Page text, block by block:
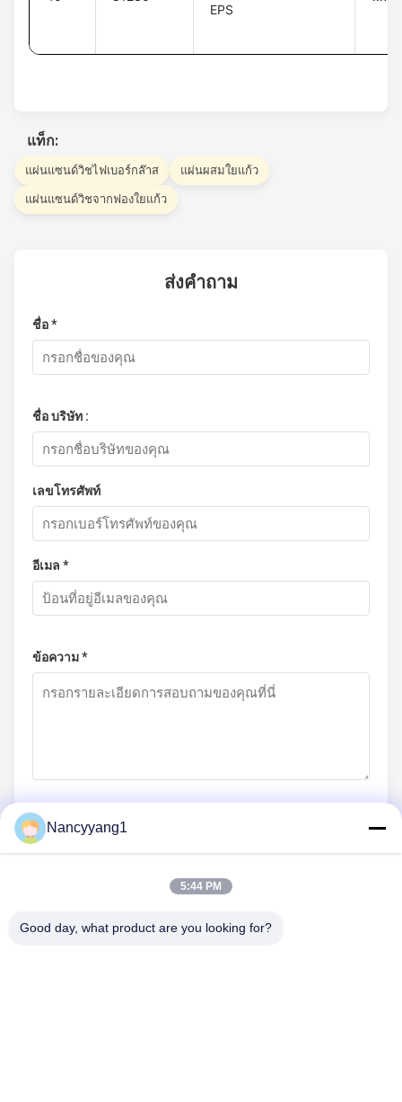
EPS
แท็ก:
แผ่นแซนด์วิชไฟเบอร์กล๊าส แผ่นผสมใยแก้ว
แผ่นแซนด์วิชจากฟองใยแก้ว
ส่งคำถาม
ชื่อ *
ชื่อ บริษัท :
เลขโทรศัพท์
อีเมล *
ข้อความ *
ติดต่อเรา
Nancyyang1
5:44 PM
Good day, what product are you looking for?